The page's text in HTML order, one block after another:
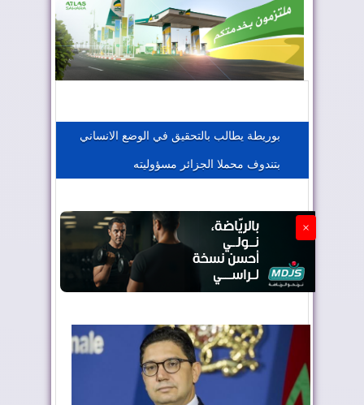
المغرب يعزز موقعه في صناعة الطيران
الجزائر تستسلم لفرنسا
بوريطة يطالب بالتحقيق في الوضع الانساني
بتندوف محملا الجزائر مسؤوليته
×